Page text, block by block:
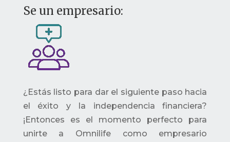
Se un empresario:
¿Estás listo para dar el siguiente paso hacia
el éxito y la independencia financiera?
¡Entonces es el momento perfecto para
unirte a Omnilife como empresario